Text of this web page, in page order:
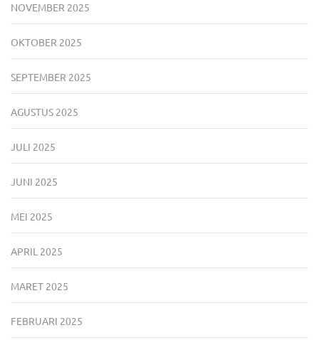
NOVEMBER 2025
OKTOBER 2025
SEPTEMBER 2025
AGUSTUS 2025
JULI 2025
JUNI 2025
MEI 2025
APRIL 2025
MARET 2025
FEBRUARI 2025